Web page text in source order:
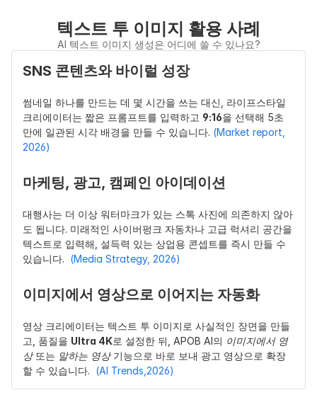
텍스트 투 이미지 활용 사례
AI 텍스트 이미지 생성은 어디에 쓸 수 있나요?
SNS 콘텐츠와 바이럴 성장
썸네일 하나를 만드는 데 몇 시간을 쓰는 대신, 라이프스타일
크리에이터는 짧은 프롬프트를 입력하고 9:16을 선택해 5초
만에 일관된 시각 배경을 만들 수 있습니다. (Market report,
2026)
마케팅, 광고, 캠페인 아이데이션
대행사는 더 이상 워터마크가 있는 스톡 사진에 의존하지 않아
도 됩니다. 미래적인 사이버펑크 자동차나 고급 럭셔리 공간을
텍스트로 입력해, 설득력 있는 상업용 콘셉트를 즉시 만들 수
있습니다. (Media Strategy, 2026)
이미지에서 영상으로 이어지는 자동화
영상 크리에이터는 텍스트 투 이미지로 사실적인 장면을 만들
고, 품질을 Ultra 4K로 설정한 뒤, APOB AI의 이미지에서 영
상 또는 말하는 영상 기능으로 바로 보내 광고 영상으로 확장
할 수 있습니다. (AI Trends,2026)